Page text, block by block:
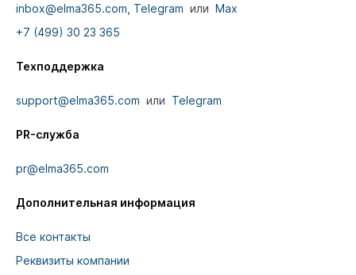
inbox@elma365.com Telegram или Max
+7 (499) 30 23 365
Техподдержка
support@elma365.com или Telegram
PR-служба
pr@elma365.com
Дополнительная информация
Все контакты
Реквизиты компании